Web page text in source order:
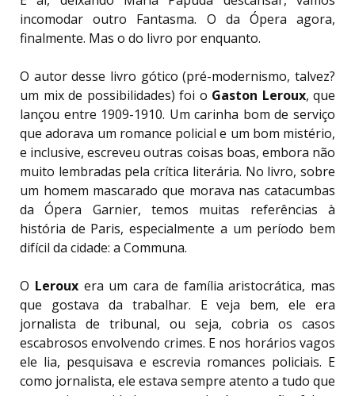
incomodar outro Fantasma. O da Ópera agora,
finalmente. Mas o do livro por enquanto.
O autor desse livro gótico (pré-modernismo, talvez?
um mix de possibilidades) foi o Gaston Leroux, que
lançou entre 1909-1910. Um carinha bom de serviço
que adorava um romance policial e um bom mistério,
e inclusive, escreveu outras coisas boas, embora não
muito lembradas pela crítica literária. No livro, sobre
um homem mascarado que morava nas catacumbas
da Ópera Garnier, temos muitas referências à
história de Paris, especialmente a um período bem
difícil da cidade: a Communa.
O Lerouxera um cara de família aristocrática, mas
que gostava da trabalhar. E veja bem, ele era
jornalista de tribunal, ou seja, cobria os casos
escabrosos envolvendo crimes. E nos horários vagos
ele lia, pesquisava e escrevia romances policiais. E
como jornalista, ele estava sempre atento a tudo que